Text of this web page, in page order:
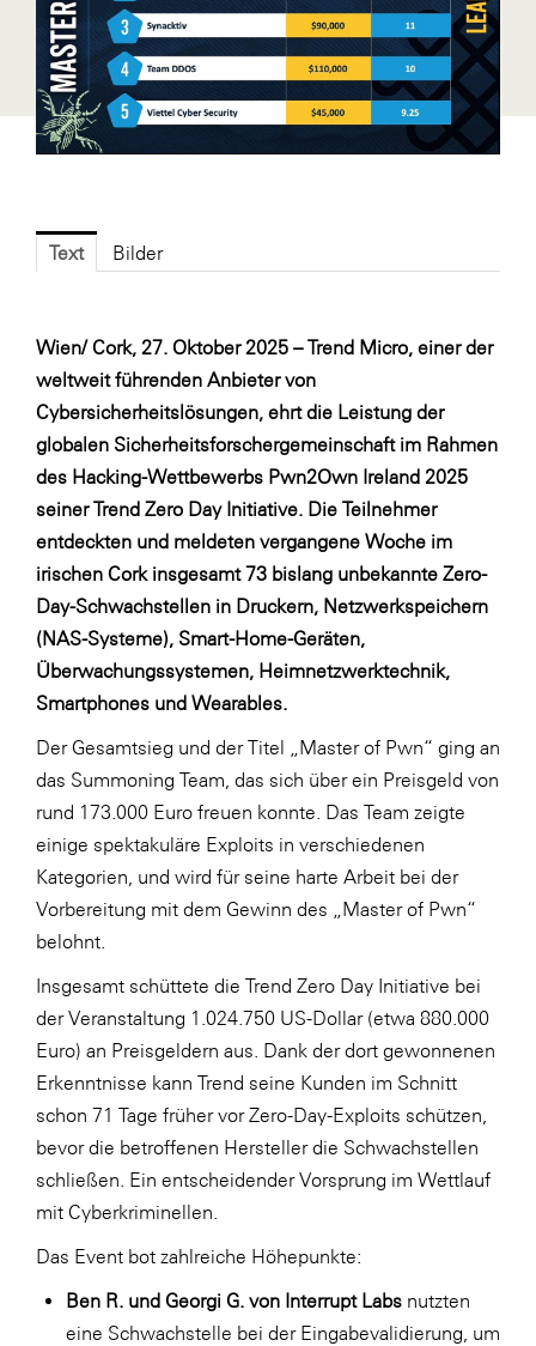
Fressnapf
FRoSTA
FV Energierohstoff & Kraftstoff
Gardena
Bauvereinigungen
Heimat Österreich
ikp
Johnson & Johnson
JELD-WEN DANA
kosaplaner
LAT Nitrogen
Libro
Lidl Österreich
Die Menü-Manufaktur
OptimaMed
PAGRO
PHH Rechtsanwält:innen
Primark
Salesforce
sebamed
SeneCura
SERVICE&MORE
SKINUANCE®
STIHL Tirol
Text Bilder
Wien/ Cork, 27. Oktober 2025 – Trend Micro, einer der
weltweit führenden Anbieter von
Cybersicherheitslösungen, ehrt die Leistung der
globalen Sicherheitsforschergemeinschaft im Rahmen
des Hacking-Wettbewerbs Pwn2Own Ireland 2025
seiner Trend Zero Day Initiative. Die Teilnehmer
entdeckten und meldeten vergangene Woche im
irischen Cork insgesamt 73 bislang unbekannte Zero-
Day-Schwachstellen in Druckern, Netzwerkspeichern
(NAS-Systeme), Smart-Home-Geräten,
Überwachungssystemen, Heimnetzwerktechnik,
Smartphones und Wearables.
Der Gesamtsieg und der Titel „Master of Pwn“ ging an
das Summoning Team, das sich über ein Preisgeld von
rund 173.000 Euro freuen konnte. Das Team zeigte
einige spektakuläre Exploits in verschiedenen
Kategorien, und wird für seine harte Arbeit bei der
Vorbereitung mit dem Gewinn des „Master of Pwn“
belohnt.
Insgesamt schüttete die Trend Zero Day Initiative bei
der Veranstaltung 1.024.750 US-Dollar (etwa 880.000
Euro) an Preisgeldern aus. Dank der dort gewonnenen
Erkenntnisse kann Trend seine Kunden im Schnitt
schon 71 Tage früher vor Zero-Day-Exploits schützen,
bevor die betroffenen Hersteller die Schwachstellen
schließen. Ein entscheidender Vorsprung im Wettlauf
mit Cyberkriminellen.
Das Event bot zahlreiche Höhepunkte:
Ben R. und Georgi G. von Interrupt Labs nutzten
eine Schwachstelle bei der Eingabevalidierung, um